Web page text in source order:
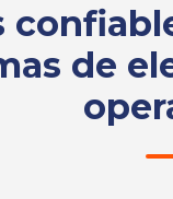
de